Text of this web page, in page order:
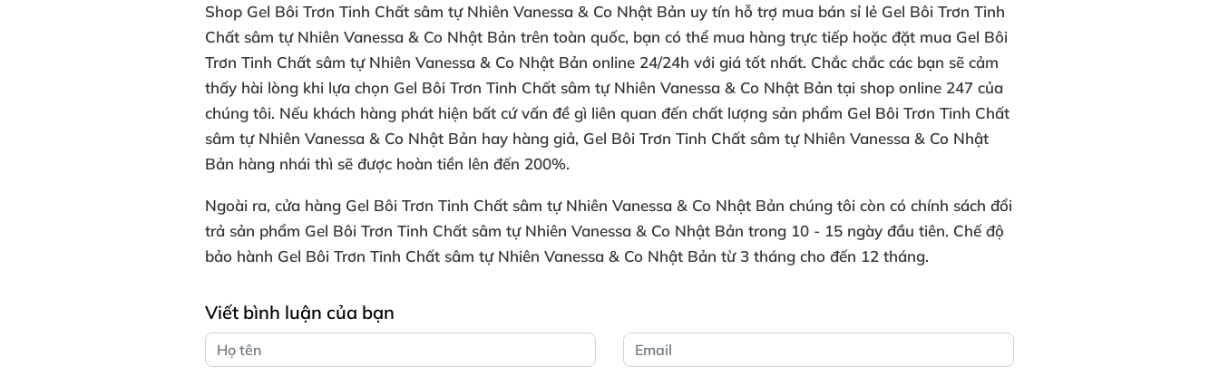
Shop Gel Bôi Trơn Tinh Chất sâm tự Nhiên Vanessa & Co Nhật Bản uy tín hỗ trợ mua bán sỉ lẻGel Bôi Trơn Tinh
Chất sâm tự Nhiên Vanessa & Co Nhật Bản trên toàn quốc, bạn có thể mua hàng trực tiếphoặc đặt mua Gel Bôi
Trơn Tinh Chất sâm tự Nhiên Vanessa & Co Nhật Bản online 24/24h với giá tốt nhất. Chắc chắccác bạn sẽ cảm
thấy hài lòngkhi lựa chọn Gel Bôi Trơn Tinh Chất sâm tự Nhiên Vanessa & Co Nhật Bản tại shop online 247 của
chúng tôi. Nếu khách hàng phát hiện bất cứ vấn đề gì liên quan đến chất lượng sản phẩm Gel Bôi Trơn Tinh Chất
sâm tự Nhiên Vanessa & Co Nhật Bản hay hàng giả, Gel Bôi Trơn Tinh Chất sâm tự Nhiên Vanessa & Co Nhật
Bản hàng nhái thì sẽ đượchoàn tiền lên đến 200%.
Ngoài ra, cửa hàng Gel Bôi Trơn Tinh Chất sâm tự Nhiên Vanessa & Co Nhật Bản chúng tôi còn có chính sách đổi
trả sản phẩm Gel Bôi Trơn Tinh Chất sâm tự Nhiên Vanessa & Co Nhật Bản trong 10 - 15 ngày đầu tiên. Chế độ
bảo hành Gel Bôi Trơn Tinh Chất sâm tự Nhiên Vanessa & Co Nhật Bản từ 3 tháng cho đến 12 tháng.
Viết bình luận của bạn